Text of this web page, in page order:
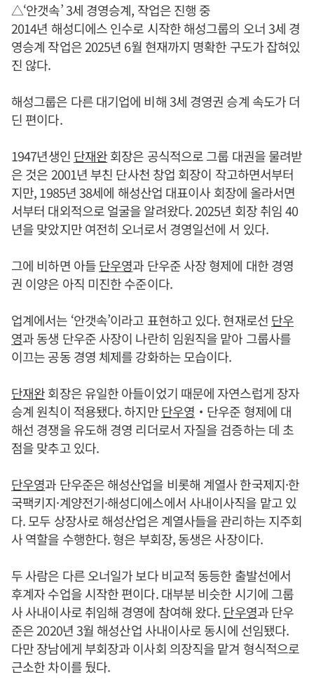
△‘안갯속’ 3세 경영승계, 작업은 진행 중
2014년 해성디에스 인수로 시작한 해성그룹의 오너 3세 경
영승계 작업은 2025년 6월 현재까지 명확한 구도가 잡혀있
진 않다.
해성그룹은 다른 대기업에 비해 3세 경영권 승계 속도가 더
딘 편이다.
1947년생인 단재완회장은 공식적으로 그룹 대권을 물려받
은 것은 2001년 부친 단사천 창업 회장이 작고하면서부터
지만, 1985년 38세에 해성산업 대표이사 회장에 올라서면
서부터 대외적으로 얼굴을 알려왔다. 2025년 회장 취임 40
년을 맞았지만 여전히 오너로서 경영일선에 서 있다.
그에 비하면 아들단우영과 단우준 사장 형제에 대한 경영
권 이양은 아직 미진한 수준이다.
업계에서는 ‘안갯속’이라고 표현하고 있다. 현재로선 단우
영과 동생 단우준 사장이 나란히 임원직을 맡아 그룹사를
이끄는 공동 경영 체제를 강화하는 모습이다.
단재완회장은 유일한 아들이었기 때문에 자연스럽게 장자
승계 원칙이 적용됐다. 하지만단우영 ‧단우준 형제에 대
해선 경쟁을 유도해 경영 리더로서 자질을 검증하는 데 초
점을 맞추고 있다.
단우영과 단우준은 해성산업을 비롯해 계열사 한국제지·한
국팩키지·계양전기·해성디에스에서 사내이사직을 맡고 있
다. 모두 상장사로 해성산업은 계열사들을 관리하는 지주회
사 역할을 수행한다. 형은 부회장, 동생은 사장이다.
두 사람은 다른 오너일가 보다 비교적 동등한 출발선에서
후계자 수업을 시작한 편이다. 대부분 비슷한 시기에 그룹
사 사내이사로 취임해 경영에 참여해 왔다.단우영과 단우
준은 2020년 3월 해성산업 사내이사로 동시에 선임됐다.
다만 장남에게 부회장과 이사회 의장직을 맡겨 형식적으로
근소한 차이를 뒀다.